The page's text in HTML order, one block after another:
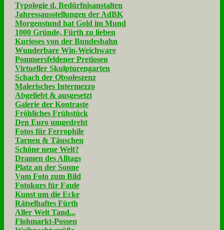
Typologie d. Bedürfnisanstalten
Jahressausstellungen der AdBK
Morgenstund hat Gold im Mund
1000 Gründe, Fürth zu lieben
Kurioses von der Bundesbahn
Wunderbare Win-Weichware
Pommersfeldener Pretiosen
Virtueller Skulpturengarten
Schach der Obsoleszenz
Malerisches Intermezzo
Abgeliebt & ausgesetzt
Galerie der Kontraste
Fröhliches Frühstück
Den Euro umgedreht
Fotos für Ferrophile
Tarnen & Täuschen
Schöne neue Welt?
Dramen des Alltags
Platz an der Sonne
Vom Foto zum Bild
Fotokurs für Faule
Kunst um die Ecke
Rätselhaftes Fürth
Aller Welt Tand...
Flohmarkt-Possen